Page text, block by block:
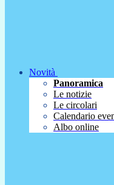
Novità
Panoramica
Le notizie
Le circolari
Calendario
Albo online